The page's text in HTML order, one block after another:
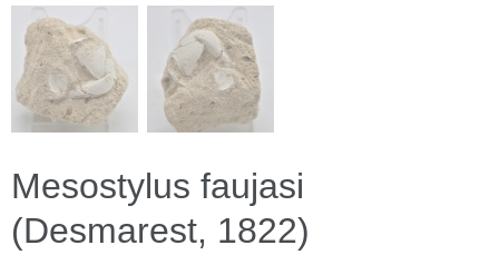
Mesostylus faujasi
(Desmarest, 1822)